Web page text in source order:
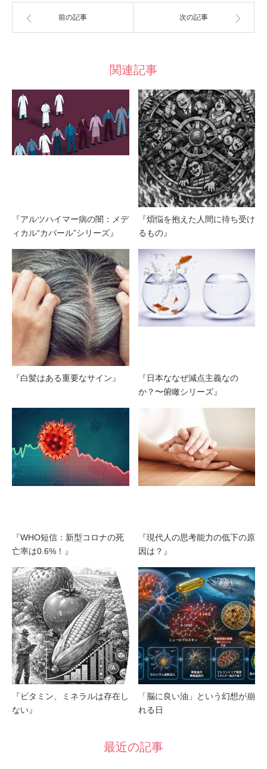
前の記事 次の記事
関連記事
『アルツハイマー病の闇：メデ
ィカル“カバール”シリーズ』
『煩悩を抱えた人間に待ち受け
るもの』
『白髪はある重要なサイン』
『日本ななぜ減点主義なの
か？〜俯瞰シリーズ』
『WHO短信：新型コロナの死
亡率は0.6%！』
『現代人の思考能力の低下の原
因は？』
『ビタミン、ミネラルは存在し
ない』
「脳に良い油」という幻想が崩
れる日
最近の記事